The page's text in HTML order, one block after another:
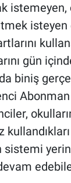
istemeyen,
isteyen
gün
biniş
sistemi